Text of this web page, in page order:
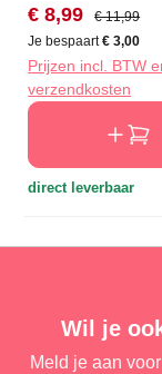
Verkoopprijs:
€ 8,99 Normale
€ 11,99
Je bespaart€ 3,00
Prijzen incl. BTW
verzendkosten
direct leverbaar
Wil je
Meld je aan